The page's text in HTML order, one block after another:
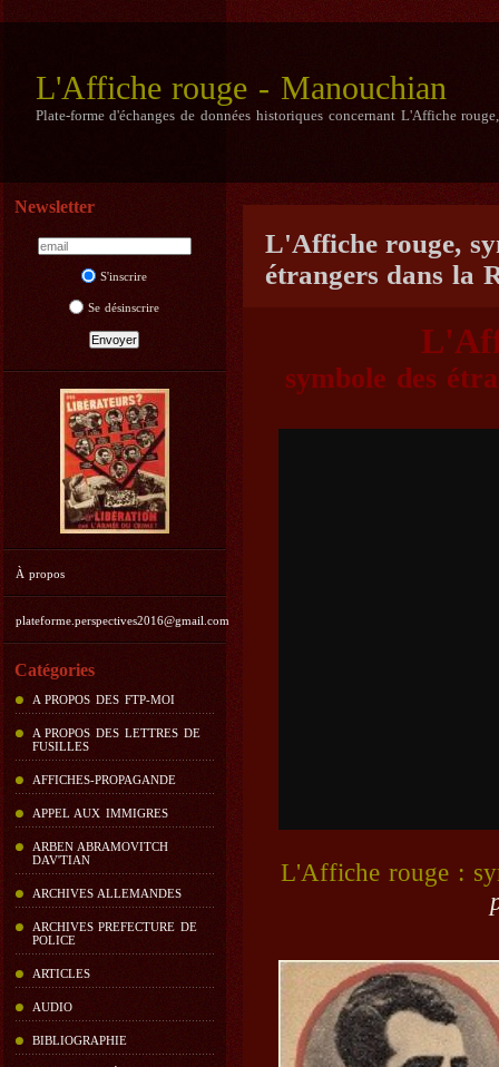
L'Affiche rouge - Manouchian
Plate-forme d'échanges de données historiques concernant L'Affiche
Newsletter
S'inscrire
Se désinscrire
À propos
plateforme.perspectives2016@gmail.com
Catégories
A PROPOS DES FTP-MOI
A PROPOS DES LETTRES DE
FUSILLES
AFFICHES-PROPAGANDE
APPEL AUX IMMIGRES
ARBEN ABRAMOVITCH
DAV'TIAN
ARCHIVES ALLEMANDES
ARCHIVES PREFECTURE DE
POLICE
ARTICLES
AUDIO
BIBLIOGRAPHIE
L'Affiche rouge,
étrangers dans la
symbole des
L'Affiche rouge :